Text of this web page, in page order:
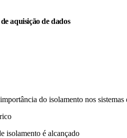
aquisição de dados
do isolamento nos
isolamento é alcançado